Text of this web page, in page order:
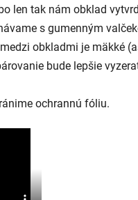
len tak nám obklad
s gumenným
obkladmi je mäkké
bude lepšie
ochrannú fóliu.